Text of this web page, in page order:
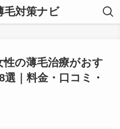
毛対策ナビ
の薄毛治療がおす
｜料金・口コミ・